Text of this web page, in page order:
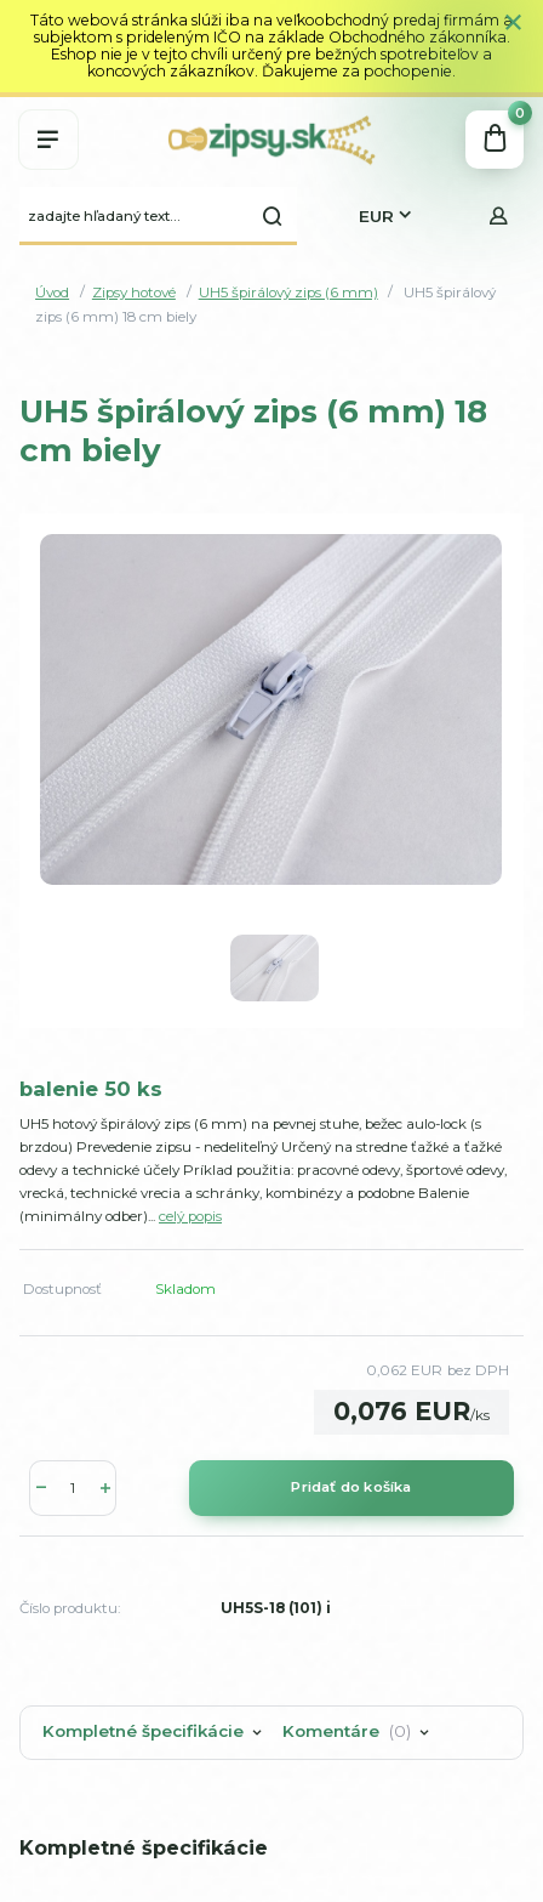
Táto webová stránka slúži iba na veľkoobchodný predaj firmám a
subjektom s prideleným IČO na základe Obchodného zákonníka.
Eshop nie je v tejto chvíli určený pre bežných spotrebiteľov a
koncových zákazníkov. Ďakujeme za pochopenie.
EUR
0
Úvod Zipsy hotové UH5 špirálový zips (6 mm)
UH5 špirálový
zips (6 mm) 18 cm biely
UH5 špirálový zips (6 mm) 18
cm biely
balenie 50 ks
UH5 hotový špirálový zips (6 mm) na pevnej stuhe, bežec aulo-lock (s
brzdou) Prevedenie zipsu - nedeliteľný Určený na stredne ťažké a ťažké
odevy a technické účely Príklad použitia: pracovné odevy, športové odevy,
vrecká, technické vrecia a schránky, kombinézy a podobne Balenie
(minimálny odber)... celý popis
Dostupnosť Skladom
0,076 EUR/ks
0,062 EUR bez DPH
Pridať do košíka
Číslo produktu: UH5S-18 (101) i
Kompletné špecifikácie Komentáre 0
Kompletné špecifikácie